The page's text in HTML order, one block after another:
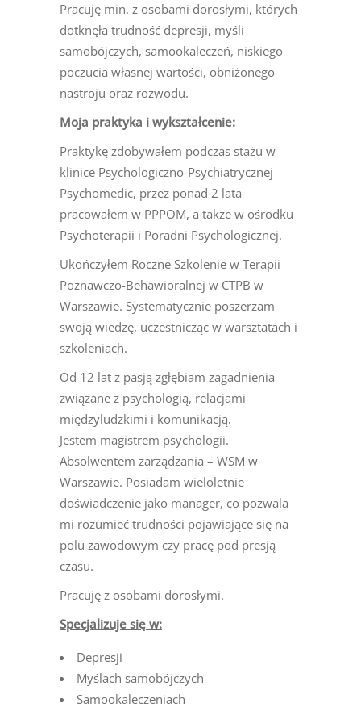
Pracuję min. z osobami dorosłymi, których
dotknęła trudność depresji, myśli
samobójczych, samookaleczeń, niskiego
poczucia własnej wartości, obniżonego
nastroju oraz rozwodu.
Moja praktyka i wykształcenie:
Praktykę zdobywałem podczas stażu w
klinice Psychologiczno-Psychiatrycznej
Psychomedic, przez ponad 2 lata
pracowałem w PPPOM, a także w ośrodku
Psychoterapii i Poradni Psychologicznej.
Ukończyłem Roczne Szkolenie w Terapii
Poznawczo-Behawioralnej w CTPB w
Warszawie. Systematycznie poszerzam
swoją wiedzę, uczestnicząc w warsztatach i
szkoleniach.
Od 12 lat z pasją zgłębiam zagadnienia
związane z psychologią, relacjami
międzyludzkimi i komunikacją.
Jestem magistrem psychologii.
Absolwentem zarządzania – WSM w
Warszawie. Posiadam wieloletnie
doświadczenie jako manager, co pozwala
mi rozumieć trudności pojawiające się na
polu zawodowym czy pracę pod presją
czasu.
Pracuję z osobami dorosłymi.
Specjalizuje się w:
Depresji
Myślach samobójczych
Samookaleczeniach